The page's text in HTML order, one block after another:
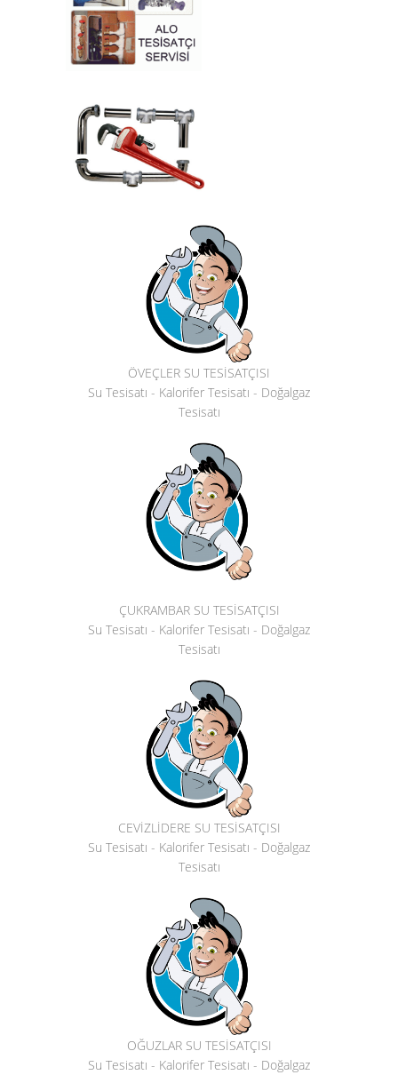
ÖVEÇLER SU TESİSATÇISI
Su Tesisatı - Kalorifer Tesisatı - Doğalgaz
Tesisatı
ÇUKRAMBAR SU TESİSATÇISI
Su Tesisatı - Kalorifer Tesisatı - Doğalgaz
Tesisatı
CEVİZLİDERE SU TESİSATÇISI
Su Tesisatı - Kalorifer Tesisatı - Doğalgaz
Tesisatı
OĞUZLAR SU TESİSATÇISI
Su Tesisatı - Kalorifer Tesisatı - Doğalgaz